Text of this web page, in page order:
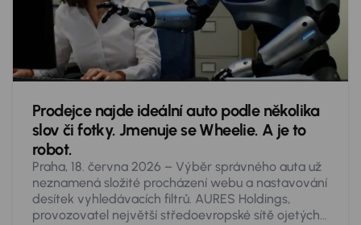
Prodejce najde ideální auto podle několika
slov či fotky. Jmenuje se Wheelie. A je to
robot.
Praha, 18. června 2026 – Výběr správného auta už
neznamená složité procházení webu a nastavování
desítek vyhledávacích filtrů. AURES Holdings,
provozovatel největší středoevropské sítě ojetých